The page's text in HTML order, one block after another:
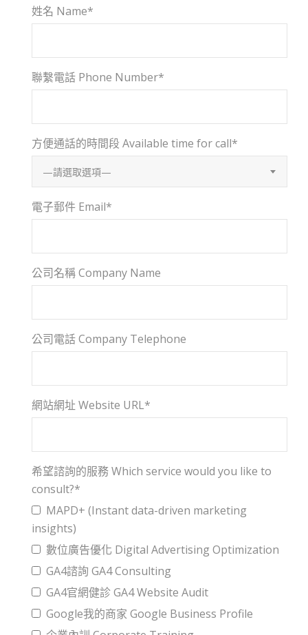
姓名 Name*
聯繫電話 Phone Number*
方便通話的時間段 Available time for call*
—請選取選項—
電子郵件 Email*
公司名稱 Company Name
公司電話 Company Telephone
網站網址 Website URL*
希望諮詢的服務 Which service would you like to
consult?*
MAPD+ (Instant data-driven marketing
insights)
數位廣告優化 Digital Advertising Optimization
GA4諮詢 GA4 Consulting
GA4官網健診 GA4 Website Audit
Google我的商家 Google Business Profile